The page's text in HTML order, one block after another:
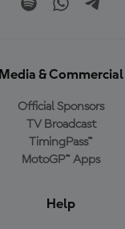
Media & Commercial
Official Sponsors
TV Broadcast
TimingPass™
MotoGP™ Apps
Help